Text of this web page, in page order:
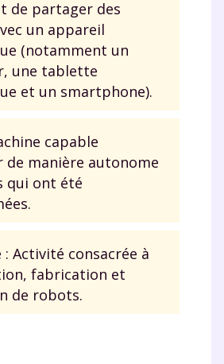
de partager des
un appareil
(notamment un
une tablette
et un smartphone).
capable
de manière autonome
qui ont été
Activité consacrée à
fabrication et
de robots.